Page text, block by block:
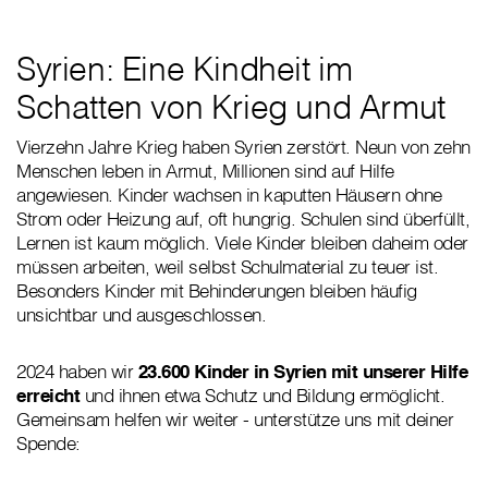
Syrien: Eine Kindheit im
Schatten von Krieg und Armut
Vierzehn Jahre Krieg haben Syrien zerstört. Neun von zehn
Menschen leben in Armut, Millionen sind auf Hilfe
angewiesen. Kinder wachsen in kaputten Häusern ohne
Strom oder Heizung auf, oft hungrig. Schulen sind überfüllt,
Lernen ist kaum möglich. Viele Kinder bleiben daheim oder
müssen arbeiten, weil selbst Schulmaterial zu teuer ist.
Besonders Kinder mit Behinderungen bleiben häufig
unsichtbar und ausgeschlossen.
2024 haben wir23.600 Kinder in Syrien mit unserer Hilfe
erreicht und ihnen etwa Schutz und Bildung ermöglicht.
Gemeinsam helfen wir weiter - unterstütze uns mit deiner
Spende: